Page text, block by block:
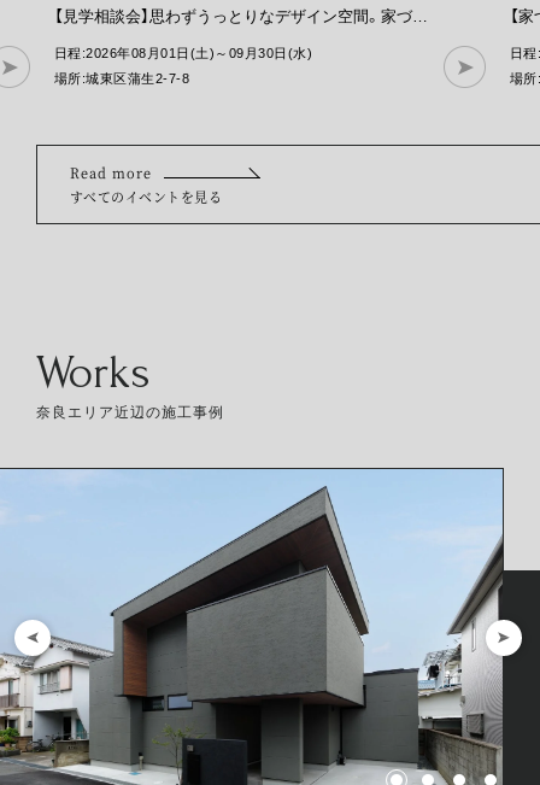
【見学相談会】思わずうっとりなデザイン空間。家づくりの参考になる事務所。
日程:2026年08月01日(土)～09月30日(水)
場所:城東区蒲生2-7-8
日
場
Read more
すべてのイベントを見る
Works
奈良エリア近辺の施工事例